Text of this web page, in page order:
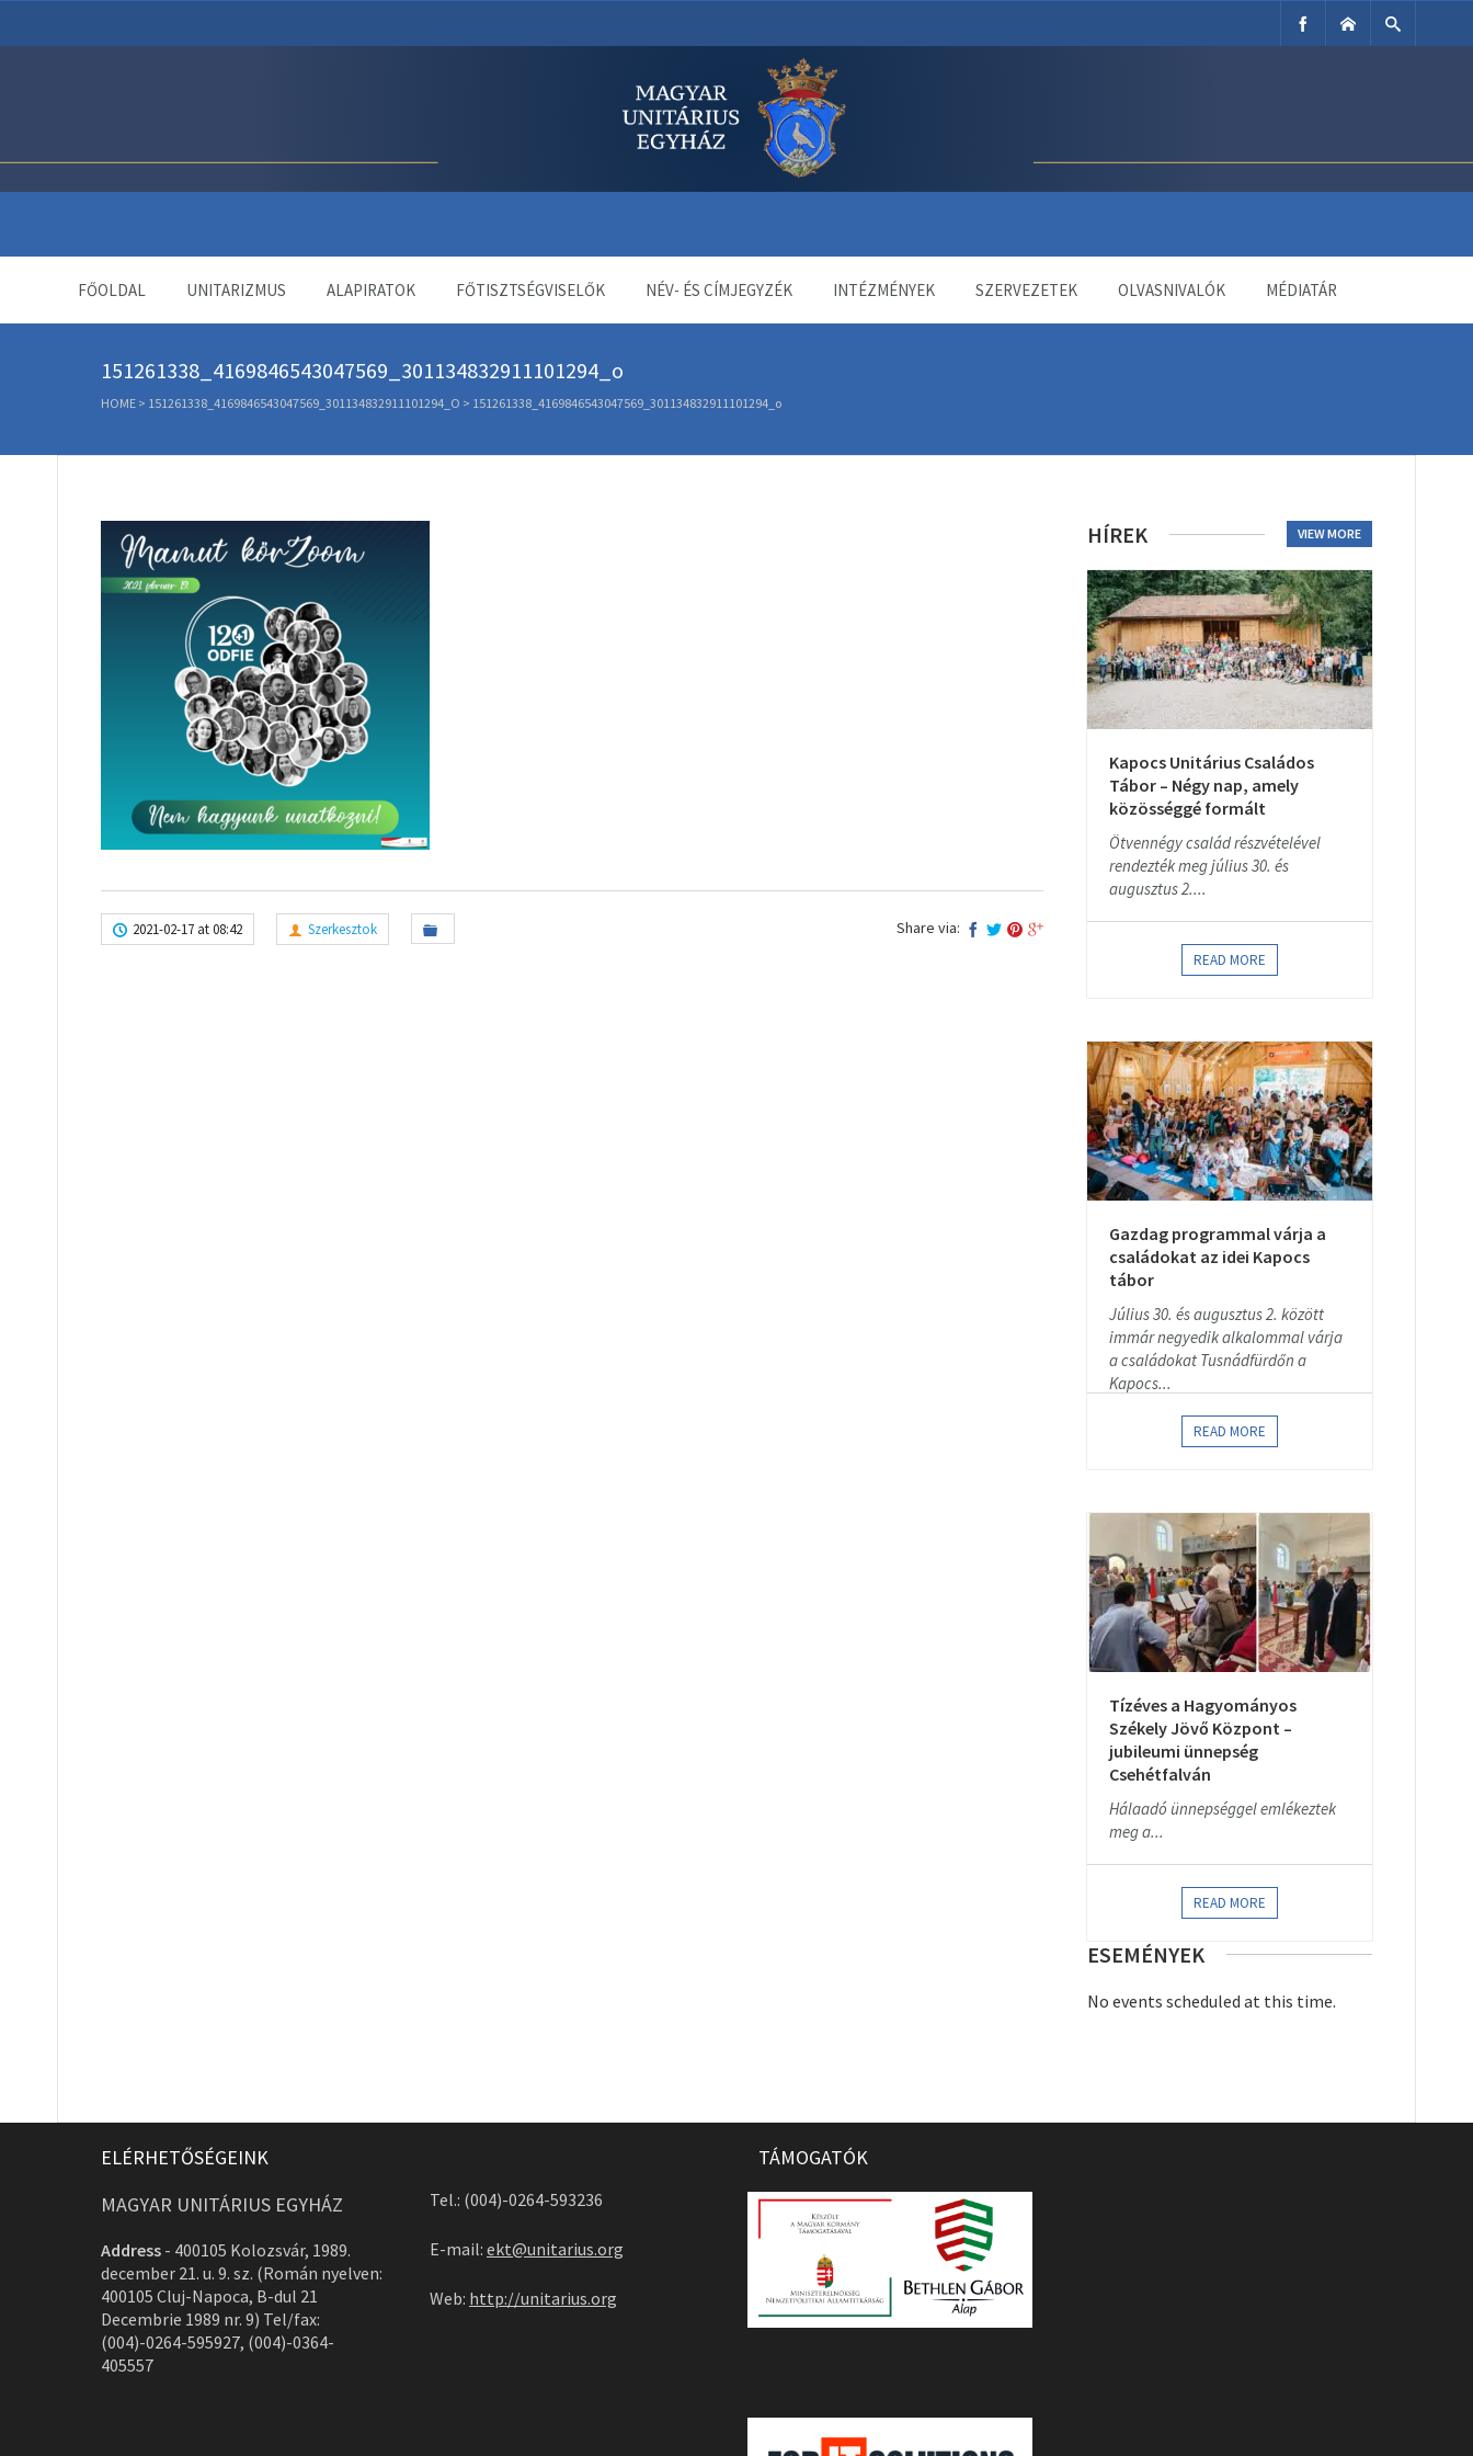
FŐOLDAL UNITARIZMUS ALAPIRATOK FŐTISZTSÉGVISELŐK NÉV- ÉS CÍMJEGYZÉK INTÉZMÉNYEK SZERVEZETEK OLVASNIVALÓK MÉDIATÁR
151261338_4169846543047569_301134832911101294_o
HOME > 151261338_4169846543047569_301134832911101294_O > 151261338_4169846543047569_301134832911101294_o
2021-02-17 at 08:42 Szerkesztok Share via:
HÍREK VIEW MORE
Kapocs Unitárius Családos
Tábor – Négy nap, amely
közösséggé formált
Ötvennégy család részvételével
rendezték meg július 30. és
augusztus 2....
READ MORE
Gazdag programmal várja a
családokat az idei Kapocs
tábor
Július 30. és augusztus 2. között
immár negyedik alkalommal várja
a családokat Tusnádfürdőn a
Kapocs...
READ MORE
Tízéves a Hagyományos
Székely Jövő Központ –
jubileumi ünnepség
Csehétfalván
Hálaadó ünnepséggel emlékeztek
meg a...
READ MORE
ESEMÉNYEK
No events scheduled at this time.
ELÉRHETŐSÉGEINK
MAGYAR UNITÁRIUS EGYHÁZ
Address - 400105 Kolozsvár, 1989.
december 21. u. 9. sz. (Román nyelven:
400105 Cluj-Napoca, B-dul 21
Decembrie 1989 nr. 9) Tel/fax:
(004)-0264-595927, (004)-0364-
405557
Tel.: (004)-0264-593236
E-mail: ekt@unitarius.org
Web: http://unitarius.org
TÁMOGATÓK